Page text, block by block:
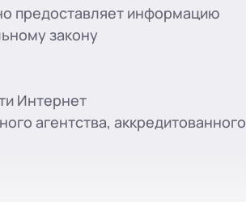
153)
230)
предоставляет информацию
закону
Интернет
агентства, аккредитованного